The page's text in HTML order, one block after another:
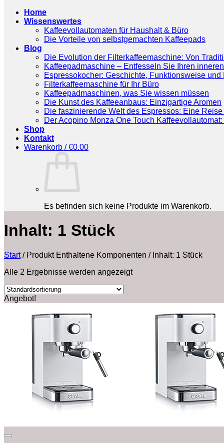
Home
Wissenswertes
Kaffeevollautomaten für Haushalt & Büro
Die Vorteile von selbstgemachten Kaffeepads
Blog
Die Evolution der Filterkaffeemaschine: Von
Kaffeepadmaschine – Entfesseln Sie Ihren
Espressokocher: Geschichte, Funktionsweise
Filterkaffeemaschine für Ihr Büro
Kaffeepadmaschinen, was Sie wissen müssen
Die Kunst des Kaffeeanbaus: Einzigartige Aromen
Die faszinierende Welt des Espressos: Eine
Der Acopino Monza One Touch
Shop
Kontakt
Warenkorb /€0.00
Es befinden sich keine Produkte im Warenkorb.
‎Inhalt: 1 Stück
Start /Produkt Enthaltene Komponenten /‎Inhalt: 1 Stück
Alle 2 Ergebnisse werden angezeigt
Angebot!